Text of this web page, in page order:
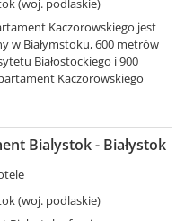
(woj. podlaskie)
Kaczorowskiego jest
w Białymstoku, 600 metrów
Białostockiego i 900
Kaczorowskiego
Bialystok - Białystok
(woj. podlaskie)